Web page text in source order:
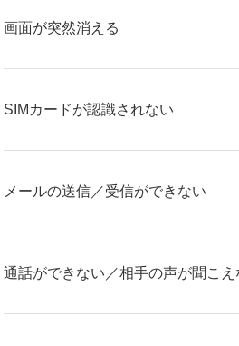
画面が突然消える
SIMカードが認識されない
メールの送信／受信ができない
通話ができない／相手の声が聞こえ